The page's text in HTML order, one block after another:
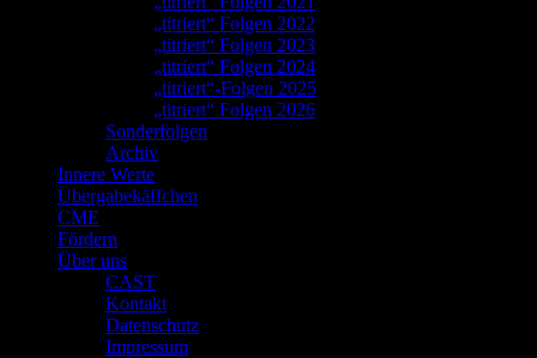
„titriert“ Folgen 2022
„titriert“ Folgen 2023
„titriert“ Folgen 2024
„titriert“-Folgen 2025
„titriert“ Folgen 2026
Sonderfolgen
Archiv
Innere Werte
Übergabekäffchen
CME
Fördern
Über uns
CAST
Kontakt
Datenschutz
Impressum